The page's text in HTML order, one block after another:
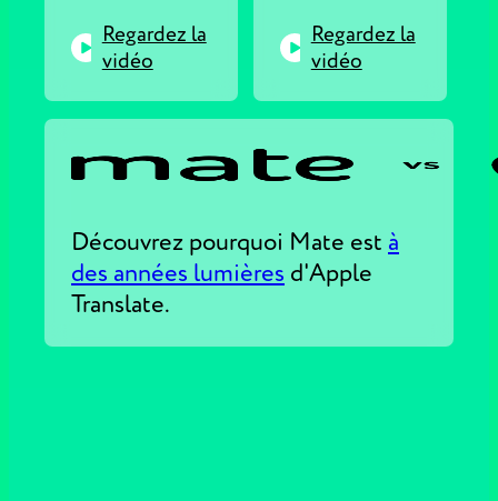
Regardez la
vidéo
Regardez la
vidéo
Découvrez pourquoi Mate est à
des années lumières d'Apple
Translate.